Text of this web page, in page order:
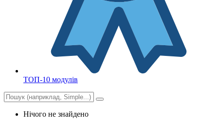
ТОП-10 модулів
Нічого не знайдено